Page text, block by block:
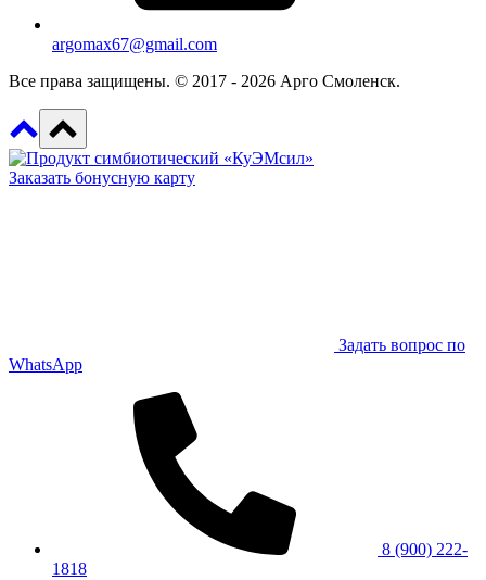
argomax67@gmail.com
Все права защищены. © 2017 - 2026 Арго Смоленск.
Заказать бонусную карту
Задать вопрос по
WhatsApp
8 (900) 222-
1818